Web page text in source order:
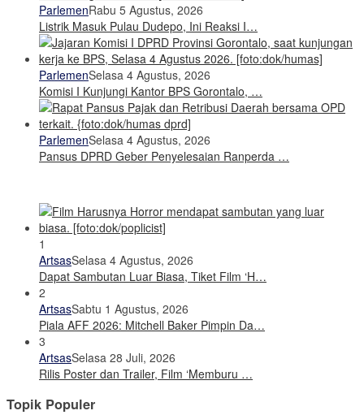
ParlemenRabu 5 Agustus, 2026
Listrik Masuk Pulau Dudepo, Ini Reaksi I…
ParlemenSelasa 4 Agustus, 2026
Komisi I Kunjungi Kantor BPS Gorontalo, …
ParlemenSelasa 4 Agustus, 2026
Pansus DPRD Geber Penyelesaian Ranperda …
1
ArtsasSelasa 4 Agustus, 2026
Dapat Sambutan Luar Biasa, Tiket Film ‘H…
2
ArtsasSabtu 1 Agustus, 2026
Piala AFF 2026: Mitchell Baker Pimpin Da…
3
ArtsasSelasa 28 Juli, 2026
Rilis Poster dan Trailer, Film ‘Memburu …
Topik Populer